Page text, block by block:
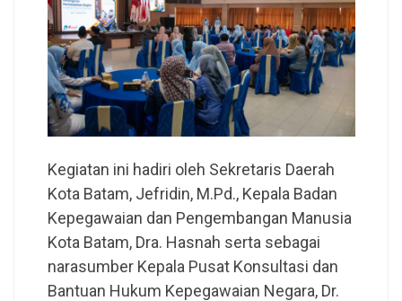
Kegiatan ini hadiri oleh Sekretaris Daerah
Kota Batam, Jefridin, M.Pd., Kepala Badan
Kepegawaian dan Pengembangan Manusia
Kota Batam, Dra. Hasnah serta sebagai
narasumber Kepala Pusat Konsultasi dan
Bantuan Hukum Kepegawaian Negara, Dr.